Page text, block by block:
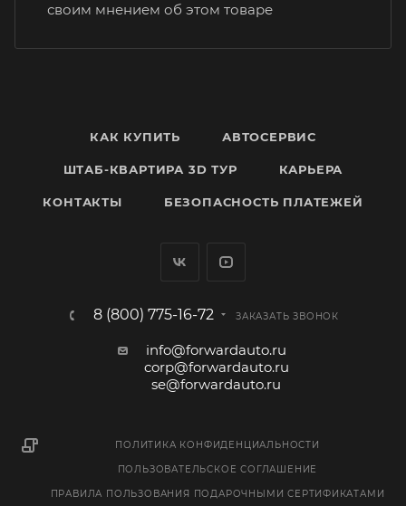
своим мнением об этом товаре
КАК КУПИТЬ АВТОСЕРВИС
ШТАБ-КВАРТИРА 3D ТУР КАРЬЕРА
КОНТАКТЫ БЕЗОПАСНОСТЬ ПЛАТЕЖЕЙ
8 (800) 775-16-72 ЗАКАЗАТЬ ЗВОНОК
info@forwardauto.ru
corp@forwardauto.ru
se@forwardauto.ru
ПОЛИТИКА КОНФИДЕНЦИАЛЬНОСТИ
ПОЛЬЗОВАТЕЛЬСКОЕ СОГЛАШЕНИЕ
ПРАВИЛА ПОЛЬЗОВАНИЯ ПОДАРОЧНЫМИ СЕРТИФИКАТАМИ